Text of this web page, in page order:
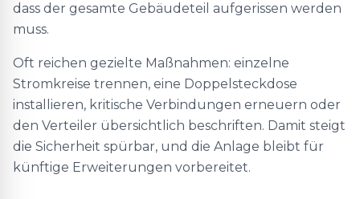
dass der gesamte Gebäudeteil aufgerissen werden
muss.
Oft reichen gezielte Maßnahmen: einzelne
Stromkreise trennen, eine Doppelsteckdose
installieren, kritische Verbindungen erneuern oder
den Verteiler übersichtlich beschriften. Damit steigt
die Sicherheit spürbar, und die Anlage bleibt für
künftige Erweiterungen vorbereitet.